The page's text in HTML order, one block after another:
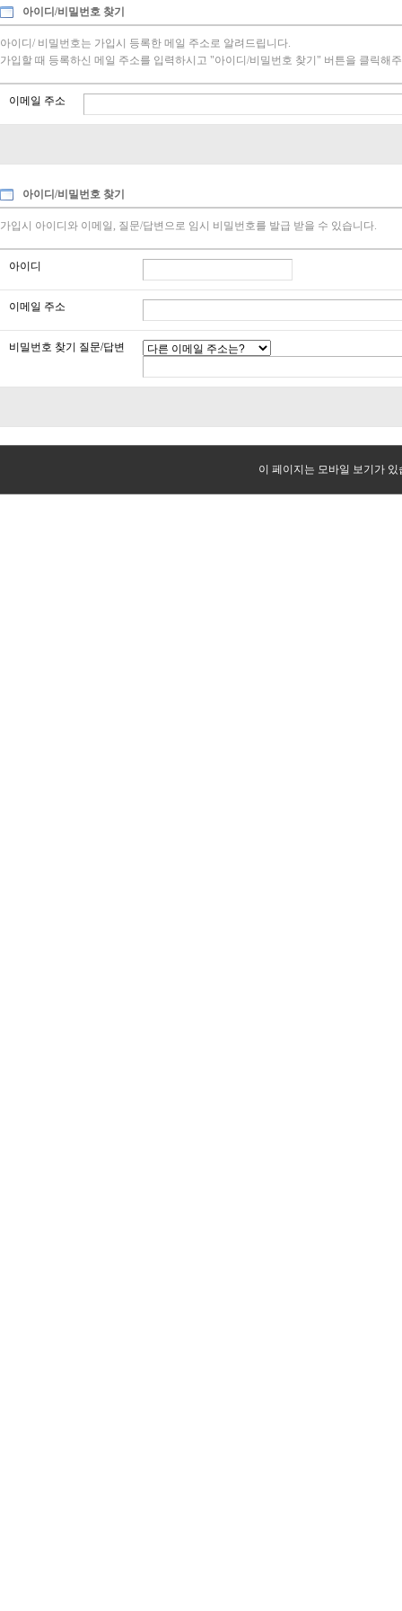
아이디/비밀번호 찾기
아이디/ 비밀번호는 가입시 등록한 메일 주소로 알려드립니다.
가입할 때 등록하신 메일 주소를 입력하시고 "아이디/비밀번호 찾기" 버튼을 클릭해
이메일 주소
아이디/비밀번호 찾기
가입시 아이디와 이메일, 질문/답변으로 임시 비밀번호를 발급 받을 수 있습니다.
아이디
이메일 주소
비밀번호 찾기 질문/답변
이 페이지는 모바일 보기가